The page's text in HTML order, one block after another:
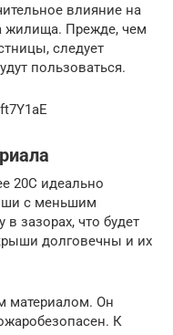
влияние на
жилища. Прежде, чем
следует
пользоваться.
20C идеально
с меньшим
в зазорах, что будет
долговечны и их
материалом. Он
К